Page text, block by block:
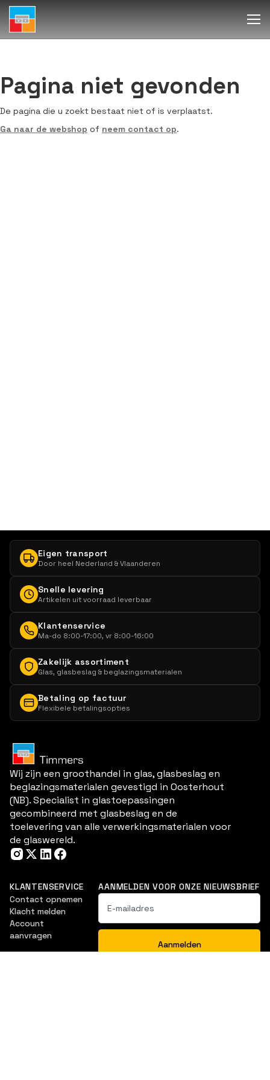
Pagina niet gevonden
De pagina die u zoekt bestaat niet of is verplaatst.
Ga naar de webshop of neem contact op.
Eigen transport
Door heel Nederland & Vlaanderen
Snelle levering
Artikelen uit voorraad leverbaar
Klantenservice
Ma-do 8:00-17:00, vr 8:00-16:00
Zakelijk assortiment
Glas, glasbeslag & beglazingsmaterialen
Betaling op factuur
Flexibele betalingsopties
Wij zijn een groothandel in glas, glasbeslag en
beglazingsmaterialen gevestigd in Oosterhout
(NB). Specialist in glastoepassingen
gecombineerd met glasbeslag en de
toelevering van alle verwerkingsmaterialen voor
de glaswereld.
KLANTENSERVICE
Contact opnemen
Klacht melden
Account
aanvragen
AANMELDEN VOOR ONZE NIEUWSBRIEF